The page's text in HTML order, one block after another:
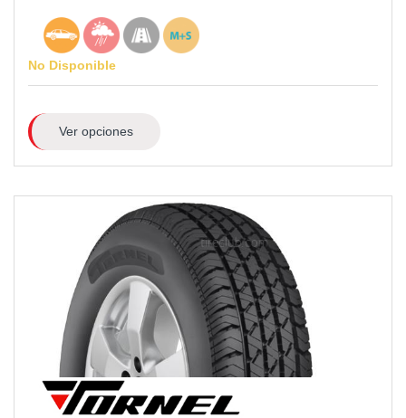
No Disponible
Ver opciones